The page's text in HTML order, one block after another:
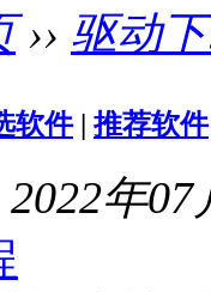
›› 驱动
软件| 推荐软件
2022年07